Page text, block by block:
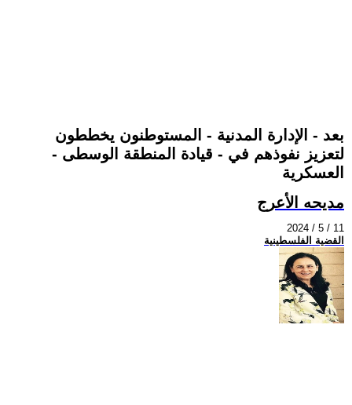
بعد - الإدارة المدنية - المستوطنون يخططون
لتعزيز نفوذهم في - قيادة المنطقة الوسطى -
العسكرية
مديحه الأعرج
2024 / 5 / 11
القضية الفلسطينية